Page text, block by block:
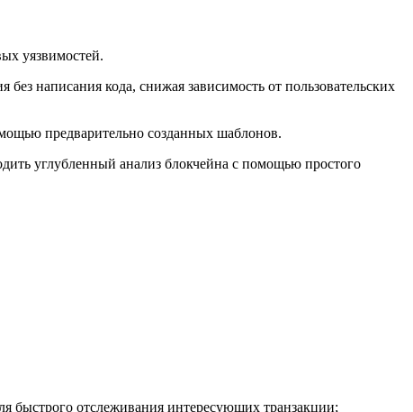
уязвимостей.
написания кода, снижая зависимость от пользовательских
предварительно созданных шаблонов.
углубленный анализ блокчейна с помощью простого
быстрого отслеживания интересующих транзакции;